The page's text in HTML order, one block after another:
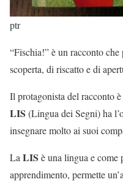
ptr
“Fischia!” è un racconto
scoperta, di riscatto e di
Il protagonista del racconto
LIS (Lingua dei Segni) ha
insegnare molto ai suoi
LaLIS è una lingua e
apprendimento, permette